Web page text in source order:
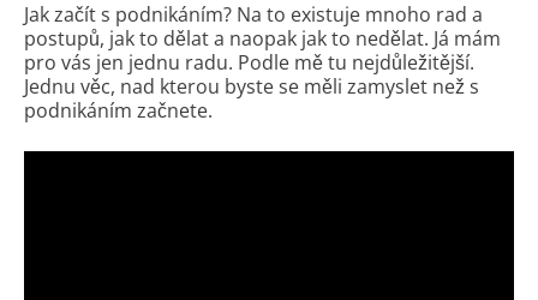
Jak začít s podnikáním? Na to existuje mnoho rad a
postupů, jak to dělat a naopak jak to nedělat. Já mám
pro vás jen jednu radu. Podle mě tu nejdůležitější.
Jednu věc, nad kterou byste se měli zamyslet než s
podnikáním začnete.